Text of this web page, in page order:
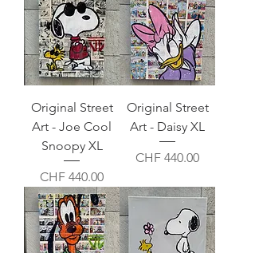
Original Street
Art - Joe Cool
Snoopy XL
Preis
CHF 440.00
Original Street
Art - Daisy XL
Preis
CHF 440.00